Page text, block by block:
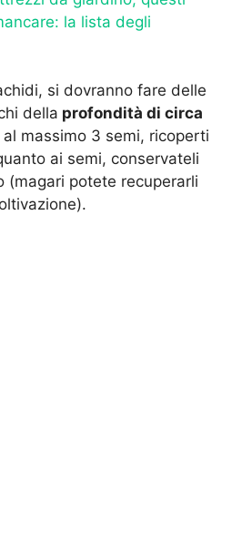
la lista degli
si dovranno fare delle
della profondità di circa
massimo 3 semi, ricoperti
ai semi, conservateli
(magari potete recuperarli